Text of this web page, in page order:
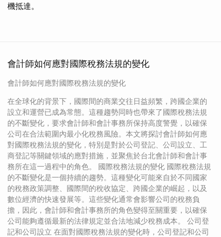
機抵達。
會計師如何應對國際稅務法規的變化
會計師如何應對國際稅務法規的變化
在全球化的背景下，國際間的商業交往日益頻繁，跨國企業的
設立和運營已成為常態。這種趨勢同時也帶來了國際稅務法規
的不斷變化，要求會計師和會計事務所保持高度警覺，以確保
公司在合法範圍內最小化稅務風險。本文將探討會計師如何應
對國際稅務法規的變化，特別是對於公司登記、公司設立、工
商登記等關鍵領域的應對措施，並聚焦於台北會計師和會計事
務所在這一過程中的角色。 國際稅務法規的變化 國際稅務法規
的不斷變化是一個持續的趨勢。這種變化可能來自於不同國家
的稅務政策調整、國際間的稅收協定、跨國企業的崛起，以及
數位經濟的快速發展等。這些變化通常會影響公司的稅務負
擔，因此，會計師和會計事務所的角色變得至關重要，以確保
公司能夠遵循最新的法律規定並合法地減少稅務成本。 公司登
記和公司設立 在面對國際稅務法規的變化時，公司登記和公司